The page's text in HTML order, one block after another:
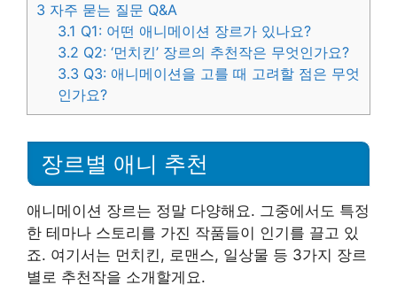
3 자주 묻는 질문 Q&A
3.1 Q1: 어떤 애니메이션 장르가 있나요?
3.2 Q2: ‘먼치킨’ 장르의 추천작은 무엇인가요?
3.3 Q3: 애니메이션을 고를 때 고려할 점은 무엇
인가요?
장르별 애니 추천
애니메이션 장르는 정말 다양해요. 그중에서도 특정
한 테마나 스토리를 가진 작품들이 인기를 끌고 있
죠. 여기서는 먼치킨, 로맨스, 일상물 등 3가지 장르
별로 추천작을 소개할게요.